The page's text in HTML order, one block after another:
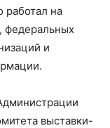
работал на
федеральных
и
выставки-